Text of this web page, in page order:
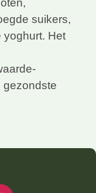
suikers,
yoghurt. Het
gezondste